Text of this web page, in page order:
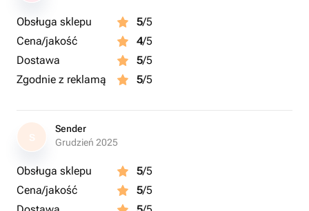
Obsługa sklepu 5/5
Cena/jakość
4/5
Dostawa
5/5
Zgodnie z reklamą
5/5
S
Sender
Grudzień 2025
Obsługa sklepu 5/5
Cena/jakość
5/5